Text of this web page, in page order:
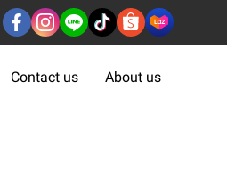
Contact us About us